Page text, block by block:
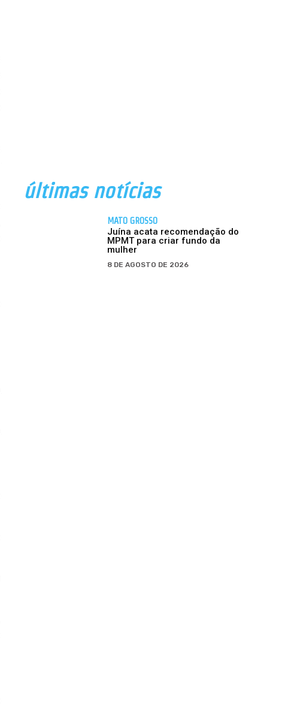
últimas notícias
MATO GROSSO
Juína acata recomendação do
MPMT para criar fundo da
mulher
8 DE AGOSTO DE 2026